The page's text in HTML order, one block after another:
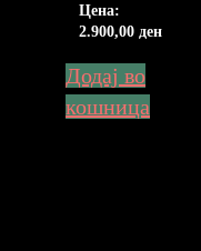
Цена:
2.900,00 ден
Додај во
кошница